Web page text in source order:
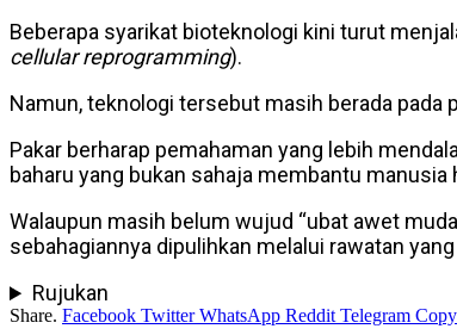
Beberapa syarikat bioteknologi kini turut
cellular reprogramming).
Namun, teknologi tersebut masih berada pada
Pakar berharap pemahaman yang lebih
baharu yang bukan sahaja membantu
Walaupun masih belum wujud “ubat awet
sebahagiannya dipulihkan melalui rawatan
Rujukan
Share. Facebook Twitter WhatsApp Reddit Telegram